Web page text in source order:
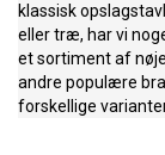
klassisk
eller træ, har vi
et sortiment af
andre populære
forskellige